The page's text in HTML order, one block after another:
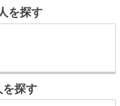
を探す
探す